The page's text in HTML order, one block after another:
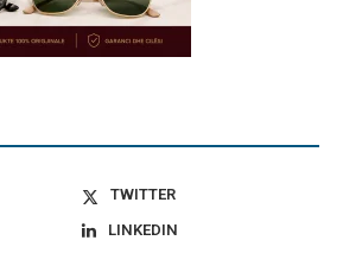
TWITTER
LINKEDIN